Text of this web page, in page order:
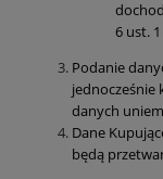
6 ust.
Podanie
jednocześnie
danych
Dane
będą